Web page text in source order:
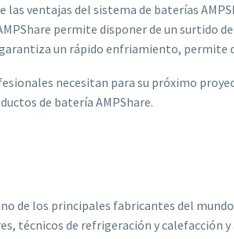
ventajas del sistema de baterías
permite disponer de un surtido
un rápido enfriamiento,
necesitan para su próximo
de batería AMPShare.
uno de los principales fabricantes del
técnicos de refrigeración y calefacción